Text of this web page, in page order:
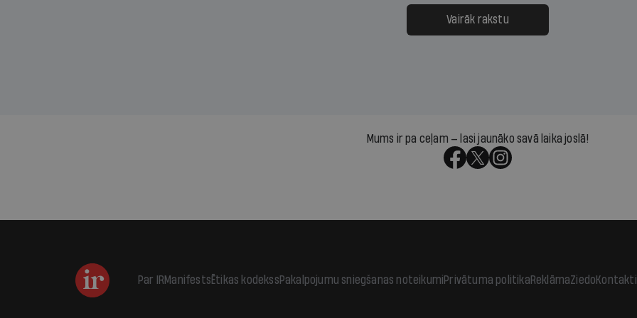
kas jāpārskaita jau trīs dienas
pirms nākamās sapulces
atbalsts un drosme
meteovērojumus arī tad,
Vairāk rakstu
Mums ir pa ceļam — lasi jaunāko savā laika joslā!
Par IRManifestsĒtikas kodekssPakalpojumu sniegšanas noteikumiPrivātuma politikaReklāmaZiedoKontakti